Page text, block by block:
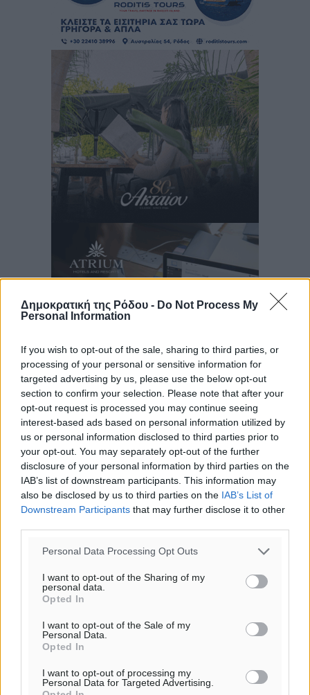
Δημοκρατική της Ρόδου - Do Not Process My
Personal Information
If you wish to opt-out of the sale, sharing to third parties, or
processing of your personal or sensitive information for
targeted advertising by us, please use the below opt-out
section to confirm your selection. Please note that after your
opt-out request is processed you may continue seeing
interest-based ads based on personal information utilized by
us or personal information disclosed to third parties prior to
your opt-out. You may separately opt-out of the further
disclosure of your personal information by third parties on the
IAB’s list of downstream participants. This information may
also be disclosed by us to third parties on the IAB’s List of
Downstream Participants that may further disclose it to other
Personal Data Processing Opt Outs
I want to opt-out of the Sharing of my
personal data.
Opted In
I want to opt-out of the Sale of my
Personal Data.
Opted In
I want to opt-out of processing my
Personal Data for Targeted Advertising.
Ροή ειδήσεων
Έτος – ορόσημο το 2025 για δωρεές οργάνων στην
Ελλάδα
Ειδήσεις • πριν 2 ώρες
Αθλητικά• πριν 2 ώρες
Επικός Εργκίν Αταμάν στη Σύμη: Έσπασε πιάτα μέχρι
και στο κεφάλι του σε εστιατόριο ακούγοντας Άννα
Βίσση
Τοπικές Ειδήσεις• πριν 2 ώρες
Στο Επιμελητήριο Δωδεκανήσου σήμερα ο Πρέσβης